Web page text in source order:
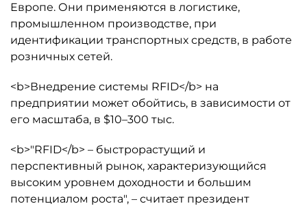
Европе. Они применяются в логистике,
промышленном производстве, при
идентификации транспортных средств, в работе
розничных сетей.
<b>Внедрение системы RFID</b> на
предприятии может обойтись, в зависимости от
его масштаба, в $10–300 тыс.
<b>"RFID</b> – быстрорастущий и
перспективный рынок, характеризующийся
высоким уровнем доходности и большим
потенциалом роста", – считает президент